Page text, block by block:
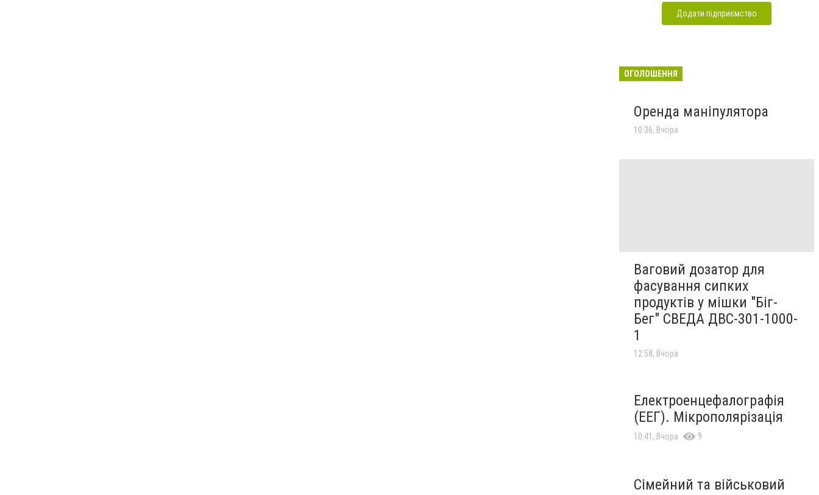
Додати підприємство
ОГОЛОШЕННЯ
Оренда маніпулятора
10:36, Вчора
Ваговий дозатор для
фасування сипких
продуктів у мішки "Біг-
Бег" СВЕДА ДВС-301-1000-
1
12:58, Вчора
Електроенцефалографія
(ЕЕГ). Мікрополярізація
10:41, Вчора 9
Сімейний та військовий